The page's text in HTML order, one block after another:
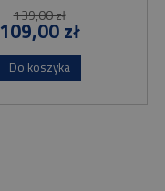
139,00 zł
109,00 zł
Do koszyka